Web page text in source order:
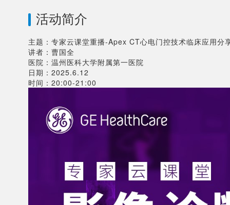
活动简介
主题：专家云课堂重播-Apex CT心电门控技术临床应用分
讲者：曹国全
医院：温州医科大学附属第一医院
日期：2025.6.12